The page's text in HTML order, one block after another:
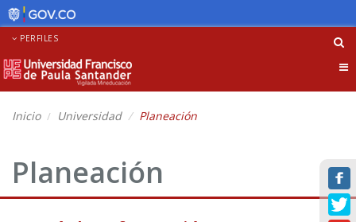
PERFILES
Inicio Universidad Planeación
Planeación